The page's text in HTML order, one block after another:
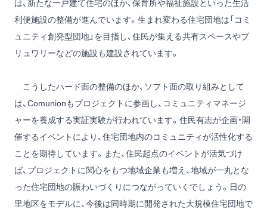
は、新たな一戸建て住宅のほか、保育所や福祉施設といった生活
利便施設の整備が進んでいます。生まれ変わる住宅団地は「コミ
ュニティ創発型団地」を目指し、住民が集える共有スペースやブ
リュワリーなどの施設も建設されています。
こうしたハード面の整備のほか、ソフト面の取り組みとして
は、Comunionもプロジェクトに参画し、コミュニティマネージ
ャーを養成する実証実験が行われています。住民有志が企画・開
催するイベントにより、住宅団地内のコミュニティが活性化する
ことを期待しています。また、住民起点のイベントが活気づけ
ば、プロジェクトに関心をもつ地域企業も増え、地域が一丸とな
った住宅団地の賑わいづくりにつながっていくでしょう。日の
里地区をモデルに、今後は同時期に開発された大規模住宅団地で